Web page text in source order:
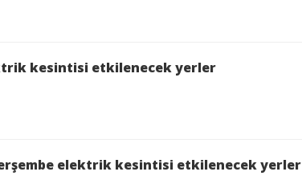
etkilenecek yerler
kesintisi etkilenecek yerler
elektrik kesintisi etkilenecek yerler